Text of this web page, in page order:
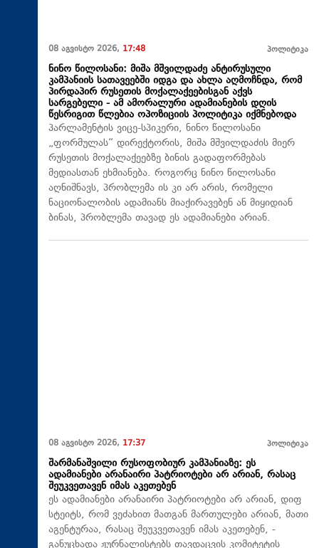
08 აგვისტო 2026, 17:48 პოლიტიკა
ნინო წილოსანი: მიშა მშვილდაძე ანტირუსული
კამპანიის სათავეებში იდგა და ახლა აღმოჩნდა, რომ
პირდაპირ რუსეთის მოქალაქეებისგან აქვს
სარგებელი - ამ ამორალური ადამიანების დღის
წესრიგით წლებია ოპოზიციის პოლიტიკა იქმნებოდა
პარლამენტის ვიცე-სპიკერი, ნინო წილოსანი
„ფორმულას“ დირექტორის, მიშა მშვილდაძის მიერ
რუსეთის მოქალაქეებზე ბინის გადაფორმებას
მედიასთან ეხმიანება. როგორც ნინო წილოსანი
აღნიშნავს, პრობლემა ის კი არ არის, რომელი
ნაციონალობის ადამიანს მიაქირავებენ ან მიყიდიან
ბინას, პრობლემა თავად ეს ადამიანები არიან.
08 აგვისტო 2026, 17:37 პოლიტიკა
შარმანაშვილი რუსოფობიურ კამპანიაზე: ეს
ადამიანები არანაირი პატრიოტები არ არიან, რასაც
შეუკვეთავენ იმას აკეთებენ
ეს ადამიანები არანაირი პატრიოტები არ არიან, დიფ
სტეიტს, რომ ვეძახით მათგან მართულები არიან, მათი
აგენტურაა, რასაც შეუკვეთავენ იმას აკეთებენ, -
განუცხადა ჟურნალისტებს თავდაცვის კომიტეტის